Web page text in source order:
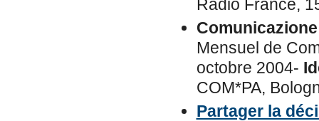
Radio France,
Mensuel de
octobre 2004-
COM*PA,
Partager la